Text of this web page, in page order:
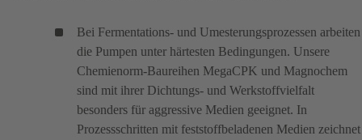
Bei Fermentations- und Umesterungsprozessen arbeiten
die Pumpen unter härtesten Bedingungen. Unsere
Chemienorm-Baureihen MegaCPK (öffnet
in
einem
neuen
und Magnochem
sind mit ihrer Dichtungs- und Werkstoffvielfalt
besonders für aggressive Medien geeignet. In
Prozessschritten mit feststoffbeladenen Medien zeichnet